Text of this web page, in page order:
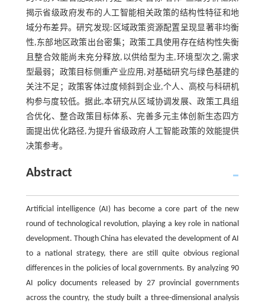
揭示省级政府发布的人工智能相关政策的结构性特征和地
域分布差异。研究发现:区域政策资源配置呈现显著非均衡
性,东部地区政策出台密集；政策工具使用存在结构性失衡
且整合效能尚未充分释放,以供给型为主,环境型次之,需求
型最弱；政策目标侧重产业应用,对基础研究与绿色基建的
关注不足；政策客体过度倾斜到企业,个人、高校与科研机
构参与度较低。据此,本研究从区域协调发展、政策工具组
合优化、整合政策目标体系、完善多元主体创新生态四方
面提出优化路径,为提升省级政府人工智能政策的效能提供
决策参考。
Abstract
Artificial intelligence (AI) has become a core part of the new
round of technological revolution, playing a key role in national
development. Though China has elevated the development of AI
to a national strategy, there are still quite obvious regional
differences in the policies of local governments. By analyzing 90
AI policy documents released by 27 provincial governments
across the country, the study built a three-dimensional analysis